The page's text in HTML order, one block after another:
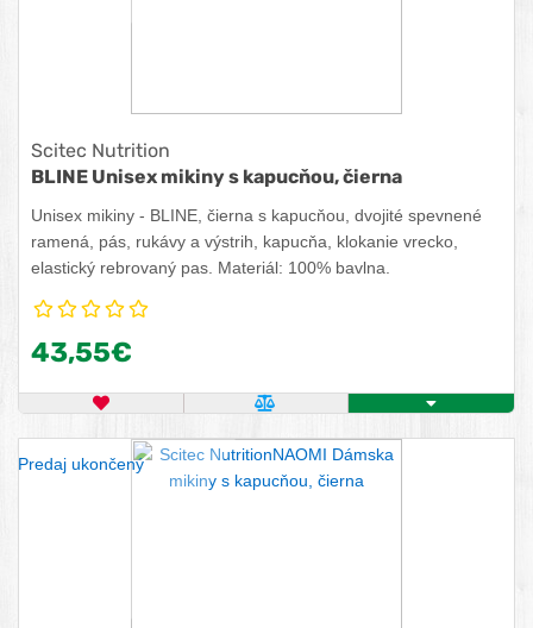
Scitec Nutrition
BLINE Unisex mikiny s kapucňou, čierna
Unisex mikiny - BLINE, čierna s kapucňou, dvojité spevnené
ramená, pás, rukávy a výstrih, kapucňa, klokanie vrecko,
elastický rebrovaný pas. Materiál: 100% bavlna.
43,55€
OBĽÚBENÝ PRODUKTPOROVNAŤ PRODUKTZISTITE VIAC
Predaj ukončený